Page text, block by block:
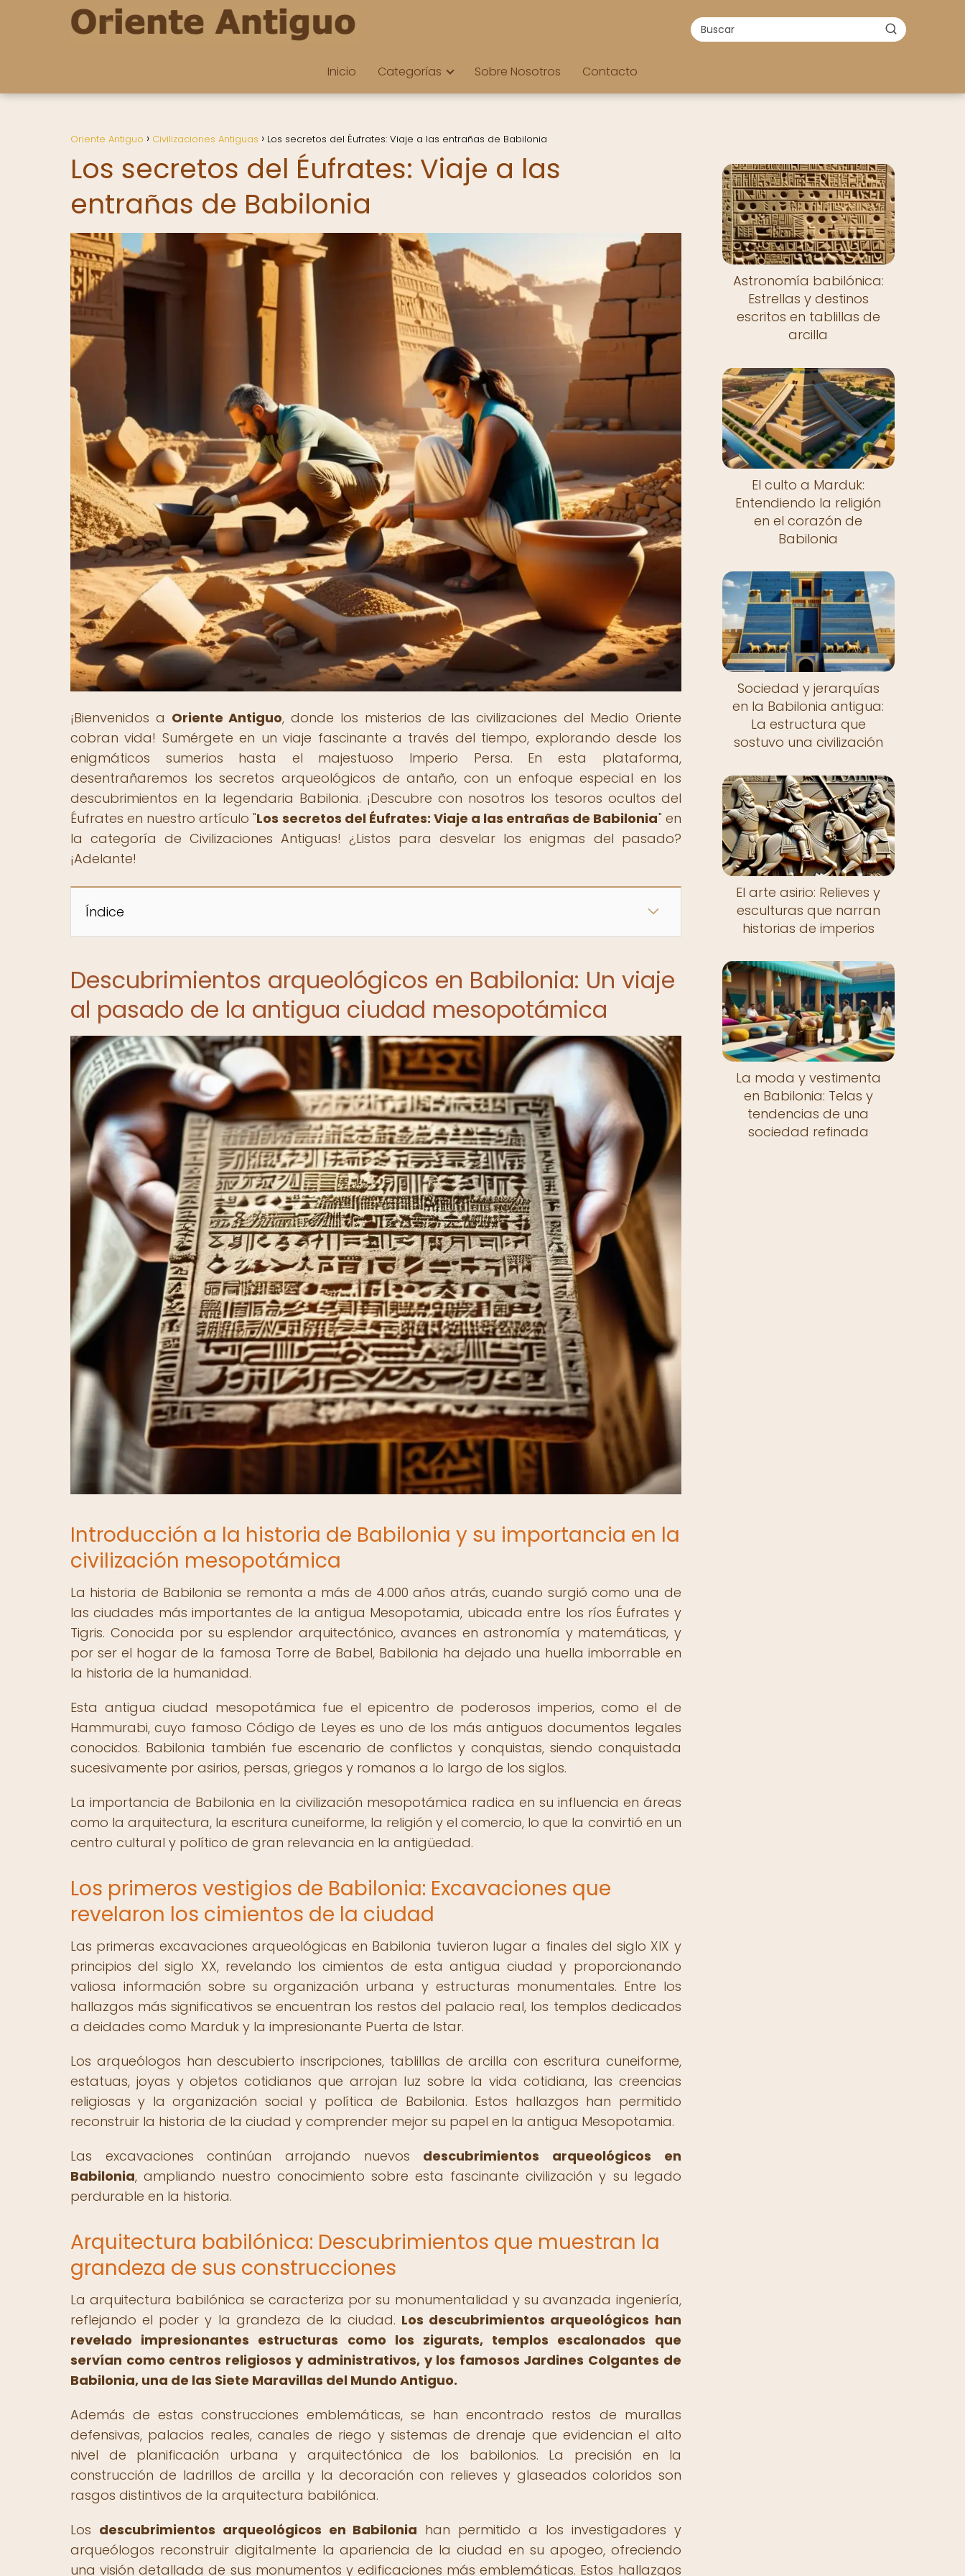
Inicio Categorías Sobre Nosotros Contacto
Oriente Antiguo Civilizaciones Antiguas Los secretos del Éufrates: Viaje a las entrañas de Babilonia
Los secretos del Éufrates: Viaje a las
entrañas de Babilonia
¡Bienvenidos a Oriente Antiguo, donde los misterios de las civilizaciones del Medio Oriente
cobran vida! Sumérgete en un viaje fascinante a través del tiempo, explorando desde los
enigmáticos sumerios hasta el majestuoso Imperio Persa. En esta plataforma,
desentrañaremos los secretos arqueológicos de antaño, con un enfoque especial en los
descubrimientos en la legendaria Babilonia. ¡Descubre con nosotros los tesoros ocultos del
Éufrates en nuestro artículo "Los secretos del Éufrates: Viaje a las entrañas de Babilonia" en
la categoría de Civilizaciones Antiguas! ¿Listos para desvelar los enigmas del pasado?
¡Adelante!
Índice
Descubrimientos arqueológicos en Babilonia: Un viaje
al pasado de la antigua ciudad mesopotámica
Introducción a la historia de Babilonia y su importancia en la
civilización mesopotámica
La historia de Babilonia se remonta a más de 4.000 años atrás, cuando surgió como una de
las ciudades más importantes de la antigua Mesopotamia, ubicada entre los ríos Éufrates y
Tigris. Conocida por su esplendor arquitectónico, avances en astronomía y matemáticas, y
por ser el hogar de la famosa Torre de Babel, Babilonia ha dejado una huella imborrable en
la historia de la humanidad.
Esta antigua ciudad mesopotámica fue el epicentro de poderosos imperios, como el de
Hammurabi, cuyo famoso Código de Leyes es uno de los más antiguos documentos legales
conocidos. Babilonia también fue escenario de conflictos y conquistas, siendo conquistada
sucesivamente por asirios, persas, griegos y romanos a lo largo de los siglos.
La importancia de Babilonia en la civilización mesopotámica radica en su influencia en áreas
como la arquitectura, la escritura cuneiforme, la religión y el comercio, lo que la convirtió en un
centro cultural y político de gran relevancia en la antigüedad.
Los primeros vestigios de Babilonia: Excavaciones que
revelaron los cimientos de la ciudad
Las primeras excavaciones arqueológicas en Babilonia tuvieron lugar a finales del siglo XIX y
principios del siglo XX, revelando los cimientos de esta antigua ciudad y proporcionando
valiosa información sobre su organización urbana y estructuras monumentales. Entre los
hallazgos más significativos se encuentran los restos del palacio real, los templos dedicados
a deidades como Marduk y la impresionante Puerta de Istar.
Los arqueólogos han descubierto inscripciones, tablillas de arcilla con escritura cuneiforme,
estatuas, joyas y objetos cotidianos que arrojan luz sobre la vida cotidiana, las creencias
religiosas y la organización social y política de Babilonia. Estos hallazgos han permitido
reconstruir la historia de la ciudad y comprender mejor su papel en la antigua Mesopotamia.
Las excavaciones continúan arrojando nuevos descubrimientos arqueológicos en
Babilonia, ampliando nuestro conocimiento sobre esta fascinante civilización y su legado
perdurable en la historia.
Arquitectura babilónica: Descubrimientos que muestran la
grandeza de sus construcciones
La arquitectura babilónica se caracteriza por su monumentalidad y su avanzada ingeniería,
reflejando el poder y la grandeza de la ciudad. Los descubrimientos arqueológicos han
revelado impresionantes estructuras como los zigurats, templos escalonados que
servían como centros religiosos y administrativos, y los famosos Jardines Colgantes de
Babilonia, una de las Siete Maravillas del Mundo Antiguo.
Además de estas construcciones emblemáticas, se han encontrado restos de murallas
defensivas, palacios reales, canales de riego y sistemas de drenaje que evidencian el alto
nivel de planificación urbana y arquitectónica de los babilonios. La precisión en la
construcción de ladrillos de arcilla y la decoración con relieves y glaseados coloridos son
rasgos distintivos de la arquitectura babilónica.
Los descubrimientos arqueológicos en Babilonia han permitido a los investigadores y
arqueólogos reconstruir digitalmente la apariencia de la ciudad en su apogeo, ofreciendo
una visión detallada de sus monumentos y edificaciones más emblemáticas. Estos hallazgos
Astronomía babilónica:
Estrellas y destinos
escritos en tablillas de
arcilla
El culto a Marduk:
Entendiendo la religión
en el corazón de
Babilonia
Sociedad y jerarquías
en la Babilonia antigua:
La estructura que
sostuvo una civilización
El arte asirio: Relieves y
esculturas que narran
historias de imperios
La moda y vestimenta
en Babilonia: Telas y
tendencias de una
sociedad refinada